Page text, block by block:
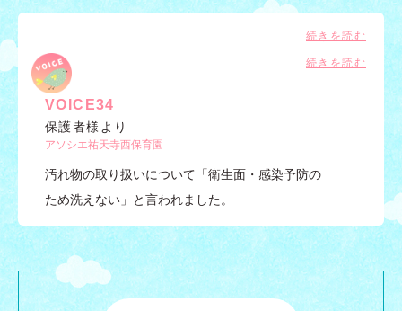
VOICE34
保護者様より
アソシエ祐天寺西保育園
汚れ物の取り扱いについて「衛生面・感染予防の
ため洗えない」と言われました。